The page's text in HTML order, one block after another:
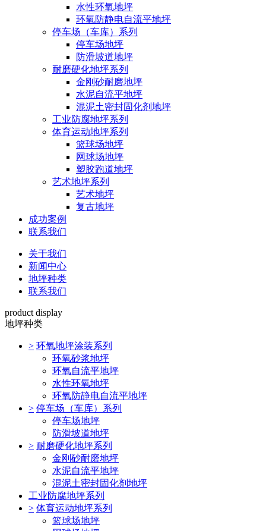
水性环氧地坪
环氧防静电自流平地坪
停车场（车库）系列
停车场地坪
防滑坡道地坪
耐磨硬化地坪系列
金刚砂耐磨地坪
水泥自流平地坪
混泥土密封固化剂地坪
工业防腐地坪系列
体育运动地坪系列
篮球场地坪
网球场地坪
塑胶跑道地坪
艺术地坪系列
艺术地坪
复古地坪
成功案例
联系我们
关于我们
新闻中心
地坪种类
联系我们
product display
地坪种类
> 环氧地坪涂装系列
环氧砂浆地坪
环氧自流平地坪
水性环氧地坪
环氧防静电自流平地坪
> 停车场（车库）系列
停车场地坪
防滑坡道地坪
> 耐磨硬化地坪系列
金刚砂耐磨地坪
水泥自流平地坪
混泥土密封固化剂地坪
工业防腐地坪系列
> 体育运动地坪系列
篮球场地坪